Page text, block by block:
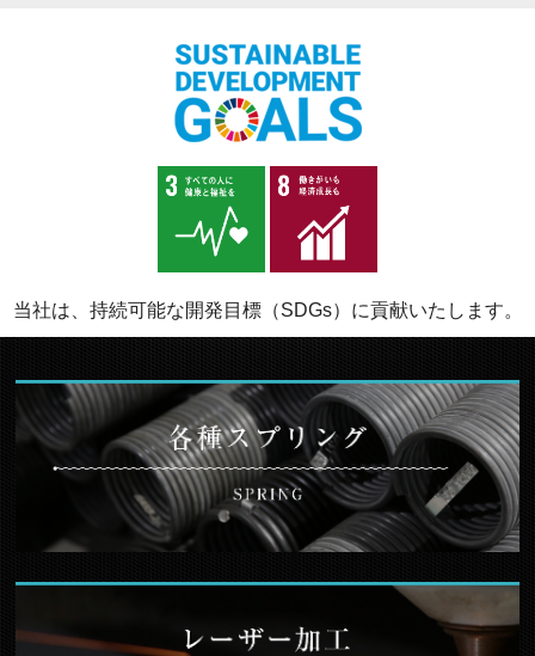
当社は、持続可能な開発目標（SDGs）に貢献いたします。